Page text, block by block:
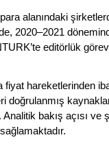
alanındaki
2020–2021
editörlük
fiyat hareketlerinden
doğrulanmış
bakış açısı